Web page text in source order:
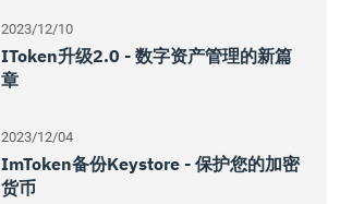
2023/12/10
IToken升级2.0 - 数字资产管理的新篇
章
2023/12/04
ImToken备份keystore - 保护您的加密
货币